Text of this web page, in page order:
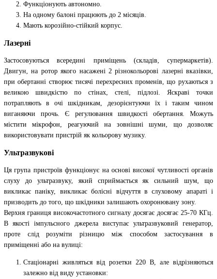
Функціонують автономно.
На одному балоні працюють до 2 місяців.
Мають корозійно-стійкий корпус.
Лазерні
Застосовуються всередині приміщень (складів, супермаркетів).
Двигун, на ротор якого насажені 2 різнокольорові лазерні вказівки,
при обертанні створює тисячі перехресних променів, що рухаються з
великою швидкістю по стінах, стелі, підлозі. Яскраві точки
потрапляють в очі шкідникам, дезорієнтуючи їх і таким чином
виганяючи прочь. Є регулювання швидкості обертання. Можуть
містити мікрофон, реагуючий на зовнішні шуми, що дозволяє
використовувати пристрій як кольорову музику.
Ультразвукові
Ця група пристроїв функціонує на основі високої чутливості органів
слуху до ультразвуку, який сприймається як сильний шум, що
викликає паніку, викликає болісні відчуття в слуховому апараті і
призводить до того, що шкідники залишають охоронювану зону.
Верхня границя високочастотного сигналу досягає досягає 25-70 КГц.
В якості імпульсного джерела виступає ультразвуковий генератор,
проте слід розуміти різницю між способом застосування в
приміщенні або на вулиці:
Стаціонарні живляться від розетки 220 В, але відрізняються
залежно від виду установки: